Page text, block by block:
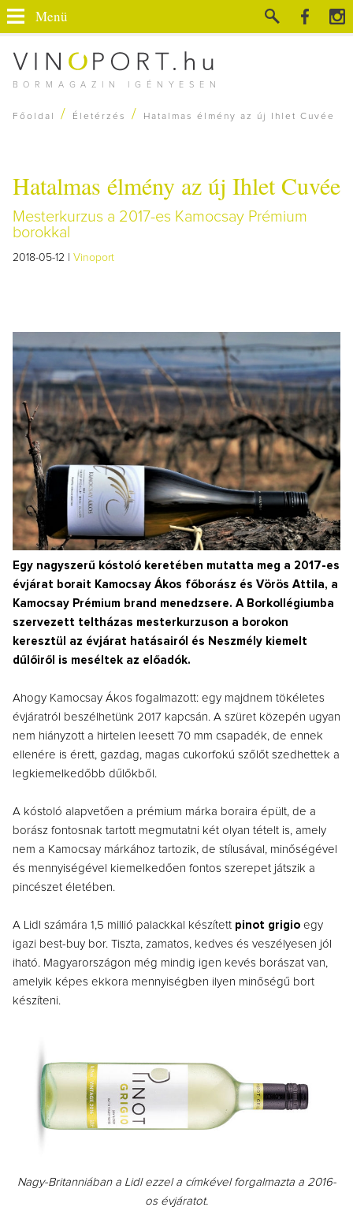
BORMAGAZIN IGÉNYESEN
Menü
Főoldal / Életérzés / Hatalmas élmény az új Ihlet Cuvée
Hatalmas élmény az új Ihlet Cuvée
Mesterkurzus a 2017-es Kamocsay Prémium
borokkal
2018-05-12 | Vinoport
Egy nagyszerű kóstoló keretében mutatta meg a 2017-es
évjárat borait Kamocsay Ákos főborász és Vörös Attila, a
Kamocsay Prémium brand menedzsere. A Borkollégiumba
szervezett teltházas mesterkurzuson a borokon
keresztül az évjárat hatásairól és Neszmély kiemelt
dűlőiről is meséltek az előadók.
Ahogy Kamocsay Ákos fogalmazott: egy majdnem tökéletes
évjáratról beszélhetünk 2017 kapcsán. A szüret közepén ugyan
nem hiányzott a hirtelen leesett 70 mm csapadék, de ennek
ellenére is érett, gazdag, magas cukorfokú szőlőt szedhettek a
legkiemelkedőbb dűlőkből.
A kóstoló alapvetően a prémium márka boraira épült, de a
borász fontosnak tartott megmutatni két olyan tételt is, amely
nem a Kamocsay márkához tartozik, de stílusával, minőségével
és mennyiségével kiemelkedően fontos szerepet játszik a
pincészet életében.
A Lidl számára 1,5 millió palackkal készített pinot grigio egy
igazi best-buy bor. Tiszta, zamatos, kedves és veszélyesen jól
iható. Magyarországon még mindig igen kevés borászat van,
amelyik képes ekkora mennyiségben ilyen minőségű bort
készíteni.
Nagy-Britanniában a Lidl ezzel a címkével forgalmazta a 2016-
os évjáratot.